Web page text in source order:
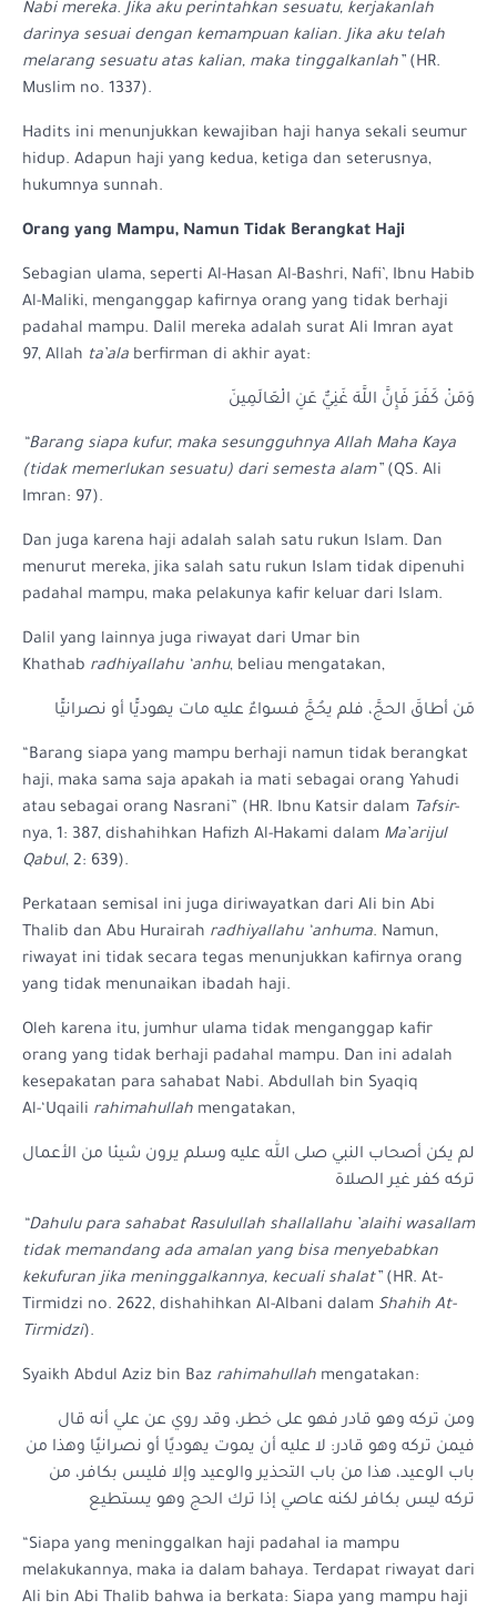
Nabi mereka. Jika aku perintahkan sesuatu, kerjakanlah
darinya sesuai dengan kemampuan kalian. Jika aku telah
melarang sesuatu atas kalian, maka tinggalkanlah”(HR.
Muslim no. 1337).
Hadits ini menunjukkan kewajiban haji hanya sekali seumur
hidup. Adapun haji yang kedua, ketiga dan seterusnya,
hukumnya sunnah.
Orang yang Mampu, Namun Tidak Berangkat Haji
Sebagian ulama, seperti Al-Hasan Al-Bashri, Nafi’, Ibnu Habib
Al-Maliki, menganggap kafirnya orang yang tidak berhaji
padahal mampu. Dalil mereka adalah surat Ali Imran ayat
97, Allah ta’ala berfirman di akhir ayat:
وَمَنْ كَفَرَ فَإِنَّ اللَّهَ غَنِيٌّ عَنِ الْعَالَمِينَ
“Barang siapa kufur, maka sesungguhnya Allah Maha Kaya
(tidak memerlukan sesuatu) dari semesta alam”(QS. Ali
Imran: 97).
Dan juga karena haji adalah salah satu rukun Islam. Dan
menurut mereka, jika salah satu rukun Islam tidak dipenuhi
padahal mampu, maka pelakunya kafir keluar dari Islam.
Dalil yang lainnya juga riwayat dari Umar bin
Khathab radhiyallahu ‘anhu, beliau mengatakan,
مَن أطاقَ الحجَّ، فلم يحُجَّ فسواءٌ عليه مات يهوديًّا أو نصرانيًّا
“Barang siapa yang mampu berhaji namun tidak berangkat
haji, maka sama saja apakah ia mati sebagai orang Yahudi
atau sebagai orang Nasrani” (HR. Ibnu Katsir dalam Tafsir-
nya, 1: 387, dishahihkan Hafizh Al-Hakami dalam Ma’arijul
Qabul, 2: 639).
Perkataan semisal ini juga diriwayatkan dari Ali bin Abi
Thalib dan Abu Hurairah radhiyallahu ‘anhuma. Namun,
riwayat ini tidak secara tegas menunjukkan kafirnya orang
yang tidak menunaikan ibadah haji.
Oleh karena itu, jumhur ulama tidak menganggap kafir
orang yang tidak berhaji padahal mampu. Dan ini adalah
kesepakatan para sahabat Nabi. Abdullah bin Syaqiq
Al-‘Uqaili rahimahullah mengatakan,
لم يكن أصحاب النبي صلى الله عليه وسلم يرون شيئا من الأعمال
تركه كفر غير الصلاة
“Dahulu para sahabat Rasulullah shallallahu ’alaihi wasallam
tidak memandang ada amalan yang bisa menyebabkan
kekufuran jika meninggalkannya, kecuali shalat”(HR. At-
Tirmidzi no. 2622, dishahihkan Al-Albani dalam Shahih At-
Tirmidzi).
Syaikh Abdul Aziz bin Baz rahimahullah mengatakan:
ومن تركه وهو قادر فهو على خطر، وقد روي عن علي أنه قال
فيمن تركه وهو قادر: لا عليه أن يموت يهوديًا أو نصرانيًا وهذا من
باب الوعيد، هذا من باب التحذير والوعيد وإلا فليس بكافر، من
تركه ليس بكافر لكنه عاصي إذا ترك الحج وهو يستطيع
“Siapa yang meninggalkan haji padahal ia mampu
melakukannya, maka ia dalam bahaya. Terdapat riwayat dari
Ali bin Abi Thalib bahwa ia berkata: Siapa yang mampu haji